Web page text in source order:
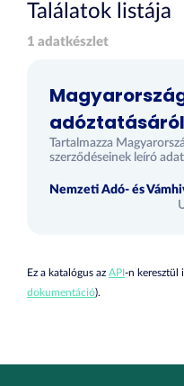
Találatok listája
1 adatkészlet
Tartalmazza
szerződéseinek leíró
Nemzeti Adó- és
Ez a katalógus az API-n keresztül
dokumentáció).